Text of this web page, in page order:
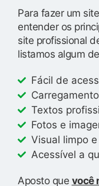
Para fazer um
entender os
site profissional
listamos algum
Fácil de
Textos
Fotos e
Visual limpo
Acessível a
Aposto que você